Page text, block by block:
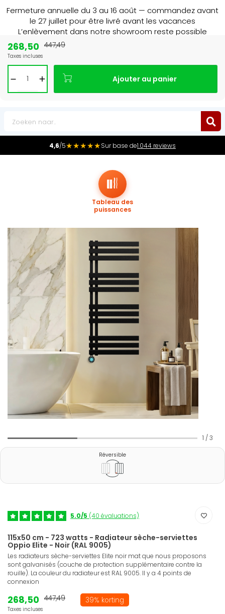
Fermeture annuelle du 3 au 16 août — commandez avant
le 27 juillet pour être livré avant les vacances
L’enlèvement dans notre showroom reste possible
jusqu’au 1er août à 16 h 30.
4,6/5★★★★★Sur base de1.044 reviews
Tableau des
puissances
1 / 3
Réversible
5.0/5 (40 évaluations)
115x50 cm - 723 watts - Radiateur sèche-serviettes
Oppio Elite - Noir (RAL 9005)
Les radiateurs sèche-serviettes Elite noir mat que nous proposons
sont galvanisés (couche de protection supplémentaire contre la
rouille). La couleur du radiateur est RAL 9005. Il y a 4 points de
connexion
268,50
Taxes incluses
447,49 39% korting
268,50
Taxes incluses
447,49
Ajouter au panier